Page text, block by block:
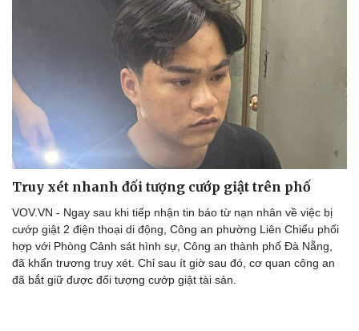
Truy xét nhanh đối tượng cướp giật trên phố
VOV.VN - Ngay sau khi tiếp nhận tin báo từ nạn nhân về việc bị
cướp giật 2 điện thoại di động, Công an phường Liên Chiểu phối
hợp với Phòng Cảnh sát hình sự, Công an thành phố Đà Nẵng,
đã khẩn trương truy xét. Chỉ sau ít giờ sau đó, cơ quan công an
đã bắt giữ được đối tượng cướp giật tài sản.